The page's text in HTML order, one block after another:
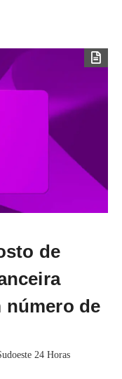
de
número de
24 Horas